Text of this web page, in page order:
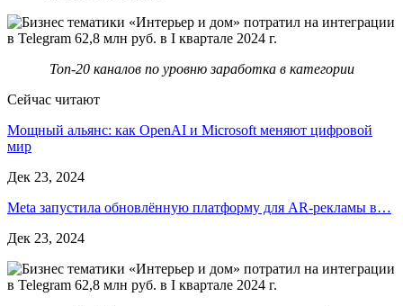
Топ-20 каналов по уровню заработка в категории
Сейчас читают
Мощный альянс: как OpenAI и Microsoft меняют цифровой
мир
Дек 23, 2024
Meta запустила обновлённую платформу для AR-рекламы в…
Дек 23, 2024